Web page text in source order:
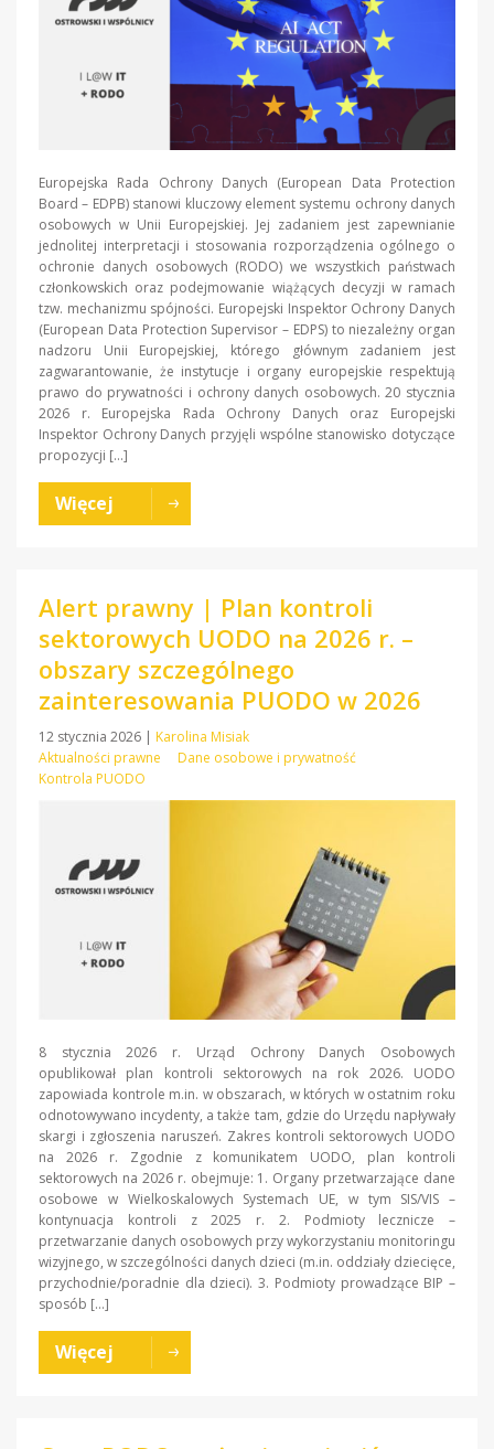
Europejska Rada Ochrony Danych (European Data Protection
Board – EDPB) stanowi kluczowy element systemu ochrony danych
osobowych w Unii Europejskiej. Jej zadaniem jest zapewnianie
jednolitej interpretacji i stosowania rozporządzenia ogólnego o
ochronie danych osobowych (RODO) we wszystkich państwach
członkowskich oraz podejmowanie wiążących decyzji w ramach
tzw. mechanizmu spójności. Europejski Inspektor Ochrony Danych
(European Data Protection Supervisor – EDPS) to niezależny organ
nadzoru Unii Europejskiej, którego głównym zadaniem jest
zagwarantowanie, że instytucje i organy europejskie respektują
prawo do prywatności i ochrony danych osobowych. 20 stycznia
2026 r. Europejska Rada Ochrony Danych oraz Europejski
Inspektor Ochrony Danych przyjęli wspólne stanowisko dotyczące
propozycji […]
Więcej
Alert prawny | Plan kontroli
sektorowych UODO na 2026 r. –
obszary szczególnego
zainteresowania PUODO w 2026
12 stycznia 2026 | Karolina Misiak
Aktualności prawne
Dane osobowe i prywatność
Kontrola PUODO
8 stycznia 2026 r. Urząd Ochrony Danych Osobowych
opublikował plan kontroli sektorowych na rok 2026. UODO
zapowiada kontrole m.in. w obszarach, w których w ostatnim roku
odnotowywano incydenty, a także tam, gdzie do Urzędu napływały
skargi i zgłoszenia naruszeń. Zakres kontroli sektorowych UODO
na 2026 r. Zgodnie z komunikatem UODO, plan kontroli
sektorowych na 2026 r. obejmuje: 1. Organy przetwarzające dane
osobowe w Wielkoskalowych Systemach UE, w tym SIS/VIS –
kontynuacja kontroli z 2025 r. 2. Podmioty lecznicze –
przetwarzanie danych osobowych przy wykorzystaniu monitoringu
wizyjnego, w szczególności danych dzieci (m.in. oddziały dziecięce,
przychodnie/poradnie dla dzieci). 3. Podmioty prowadzące BIP –
sposób […]
Więcej